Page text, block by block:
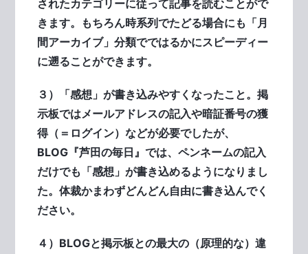
されたカテゴリーに従って記事を読むことがで
きます。もちろん時系列でたどる場合にも「月
間アーカイブ」分類でではるかにスピーディー
に遡ることができます。
３）「感想」が書き込みやすくなったこと。掲
示板ではメールアドレスの記入や暗証番号の獲
得（＝ログイン）などが必要でしたが、
BLOG『芦田の毎日』では、ペンネームの記入
だけでも「感想」が書き込めるようになりまし
た。体裁かまわずどんどん自由に書き込んでく
ださい。
４）BLOGと掲示板との最大の（原理的な）違